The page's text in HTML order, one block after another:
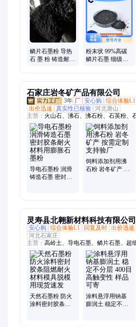
鳞片石墨粉 导热
石 墨 粉 铸造耐火
粉末状 99%高碳
鳞片石墨 细级
石家庄岩冬矿产品有限公司
3年 厂 安心购 综合体验L1
出价迅速
真实性已核验 河北唐山
主营： 火山石、沸石、沸石粉、石英粉、
化钙、氧化钙、浮石、鹅卵石、凹凸棒土
导电石墨粉 润滑
铸造石墨 密封胶
饲料添加剂用沸
石粉 岩冬矿产 按
灵寿县北翱新材料科技有限公司
安心购
综合体验L1 回复及时 出价迅速
河北石家庄
主营： 高岭土、导电石墨、鳞片石墨、超
粉、可膨胀石墨、润滑石墨粉末、造纸塑
土、水洗高岭土
天然石墨粉 防火
涂料密封胶条阻
涂料悬浮用钠基
膨润土 稳定不分